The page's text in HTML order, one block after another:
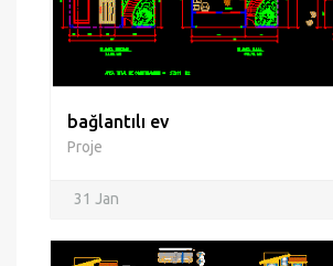
bağlantılı ev
Proje
31 Jan